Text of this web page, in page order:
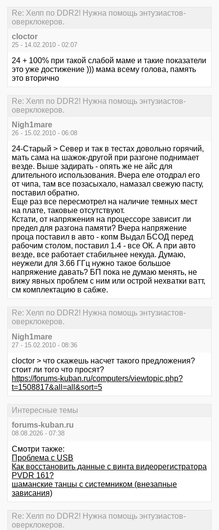
Re: Хелп по DDR2! Нужна помощь энтузиастов-
оверклокеров.
cloctor
25 - 14.02.2010 - 02:07
24 + 100% при такой слабой маме и такие показатели
это уже достижение ))) мама всему голова, память
это вторично
Re: Хелп по DDR2! Нужна помощь энтузиастов-
оверклокеров.
Nigh1mare
26 - 15.02.2010 - 06:08
24-Старый > Север и так в тестах довольно горячий,
мать сама на шажок-другой при разгоне поднимает
везде. Выше задирать - опять же не айс для
длительного использования. Вчера еле отодрал его
от чипа, там все позасыхало, намазал свежую пасту,
поставил обратно.
Еще раз все пересмотрел на наличие темных мест
на плате, таковые отсутствуют.
Кстати, от напряжения на процессоре зависит ли
предел для разгона памяти? Вчера напряжение
проца поставил в авто - копм Выдал БСОД перед
рабочим столом, поставил 1.4 - все ОК. А при авто
везде, все работает стабильнее некуда. Думаю,
неужели для 3.66 ГГц нужно такое большое
напряжение давать? БП пока не думаю менять, не
вижу явных проблем с ним или острой нехватки ватт,
см комплектацию в сабже.
Re: Хелп по DDR2! Нужна помощь энтузиастов-
оверклокеров.
Nigh1mare
27 - 15.02.2010 - 08:36
cloctor > что скажешь насчет такого предложения?
стоит ли того что просят?
https://forums-kuban.ru/computers/viewtopic.php?
t=1508817&all=all&sort=5
Интересные темы
forums-kuban.ru
08.08.2026 - 07:38
Смотри также:
Проблема с USB
Как восстановить данные с винта видеорегистратора
PVDR 161?
шаманские танцы с системником (внезапные
зависания)
Re: Хелп по DDR2! Нужна помощь энтузиастов-
оверклокеров.